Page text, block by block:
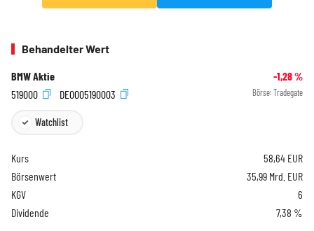
Behandelter Wert
BMW Aktie -1,28%
519000
DE0005190003 Börse: Tradegate
Watchlist
Kurs 58,64 EUR
Börsenwert
35,99 Mrd. EUR
KGV
6
Dividende
7,38 %